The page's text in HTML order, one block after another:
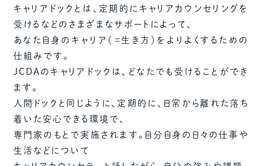
キャリアドックとは、定期的にキャリアカウンセリングを
受けるなどのさまざまなサポートによって、
あなた自身のキャリア（＝生き方）をよりよくするための
仕組みです。
JCDAのキャリアドックは、どなたでも受けることができ
ます。
人間ドックと同じように、定期的に、日常から離れた落ち
着いた安心できる環境で、
専門家のもとで実施されます。自分自身の日々の仕事や
生活などについて